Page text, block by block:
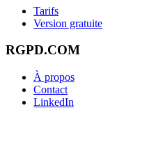
Tarifs
Version gratuite
RGPD.COM
À propos
Contact
LinkedIn